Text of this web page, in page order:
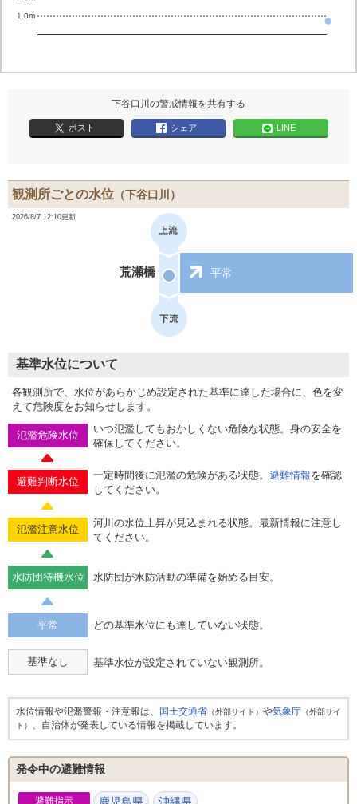
1.0m
下谷口川の警戒情報を共有する
ポスト シェア LINE
観測所ごとの水位 （下谷口川）
2026/8/7 12:10更新
荒瀬橋 平常
基準水位について
各観測所で、水位があらかじめ設定された基準に達した場合に、色を変
えて危険度をお知らせします。
氾濫危険水位
いつ氾濫してもおかしくない危険な状態。身の安全を
確保してください。
避難判断水位
一定時間後に氾濫の危険がある状態。 避難情報を確認
してください。
氾濫注意水位
河川の水位上昇が見込まれる状態。最新情報に注意し
てください。
水防団待機水位 水防団が水防活動の準備を始める目安。
平常 どの基準水位にも達していない状態。
基準なし 基準水位が設定されていない観測所。
水位情報や氾濫警報・注意報は、 国土交通省 （外部サイト） や気象庁 （外部サイ
ト） 、自治体が発表している情報を掲載しています。
発令中の避難情報
避難指示